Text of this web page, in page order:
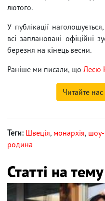
лютого.
У публікації
всі заплановані офіційні
березня на кінець весни.
Раніше ми писали, що Лесю
Читайте
Теги: Швеція, монархія, шоу-
родина
Статті на тему